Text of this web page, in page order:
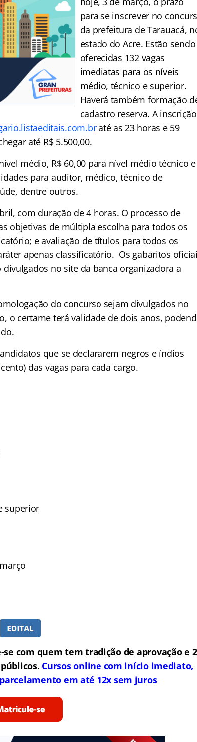
para se inscrever no
da prefeitura de Tarauacá,
estado do Acre. Estão sendo
oferecidas 132 vagas
imediatas para os níveis
médio, técnico e superior.
Haverá também formação
cadastro reserva. A inscrição
até as 23 horas e 59
até R$ 5.500,00.
médio, R$ 60,00 para nível médio técnico e
para auditor, médico, técnico de
dentre outros.
com duração de 4 horas. O processo de
objetivas de múltipla escolha para todos os
e avaliação de títulos para todos os
apenas classificatório. Os gabaritos
no site da banca organizadora a
do concurso sejam divulgados no
o certame terá validade de dois anos,
que se declararem negros e índios
das vagas para cada cargo.
superior
com quem tem tradição de aprovação e
Cursos online com início imediato,
em até 12x sem juros